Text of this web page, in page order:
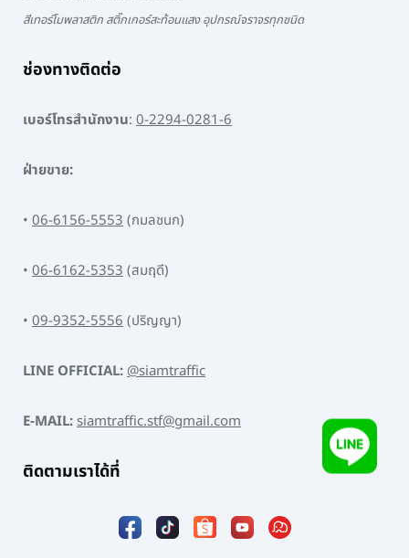
สีเทอร์โมพลาสติก สติ๊กเกอร์สะท้อนแสง อุปกรณ์จราจรทุกชนิด
ช่องทางติดต่อ
เบอร์โทรสำนักงาน: 0-2294-0281-6
ฝ่ายขาย:
• 06-6156-5553(กมลชนก)
• 06-6162-5353(สมฤดี)
• 09-9352-5556(ปริญญา)
LINE OFFICIAL:@siamtraffic
E-MAIL:siamtraffic.stf@gmail.com
ติดตามเราได้ที่